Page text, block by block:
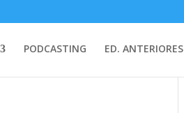
PODCASTING ED. ANTERIORES